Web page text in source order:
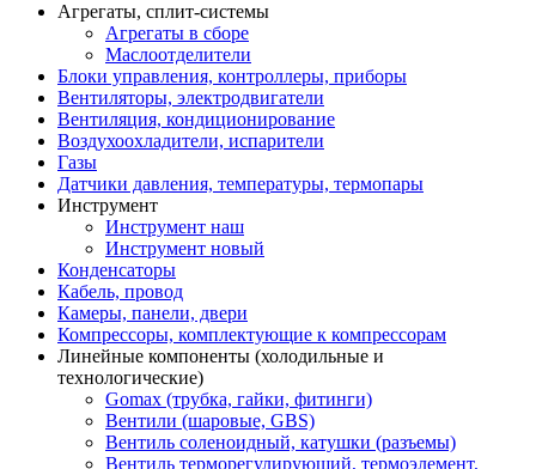
Агрегаты, сплит-системы
Агрегаты в сборе
Маслоотделители
Блоки управления, контроллеры, приборы
Вентиляторы, электродвигатели
Вентиляция, кондиционирование
Воздухоохладители, испарители
Газы
Датчики давления, температуры, термопары
Инструмент
Инструмент наш
Инструмент новый
Конденсаторы
Кабель, провод
Камеры, панели, двери
Компрессоры, комплектующие к компрессорам
Линейные компоненты (холодильные и
технологические)
Gomax (трубка, гайки, фитинги)
Вентили (шаровые, GBS)
Вентиль соленоидный, катушки (разъемы)
Вентиль терморегулирующий, термоэлемент,